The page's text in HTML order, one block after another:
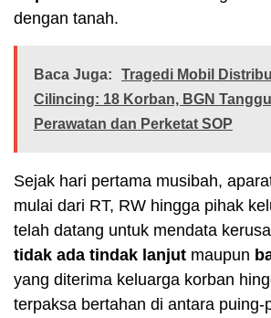
dengan tanah.
Baca Juga:
Tragedi Mobil
Cilincing: 18 Korban, BGN
Perawatan dan Perketat SOP
Sejak hari pertama musibah,
mulai dari RT, RW hingga pihak
telah datang untuk mendata
tidak ada tindak lanjut maupun
yang diterima keluarga korban
terpaksa bertahan di antara puing-